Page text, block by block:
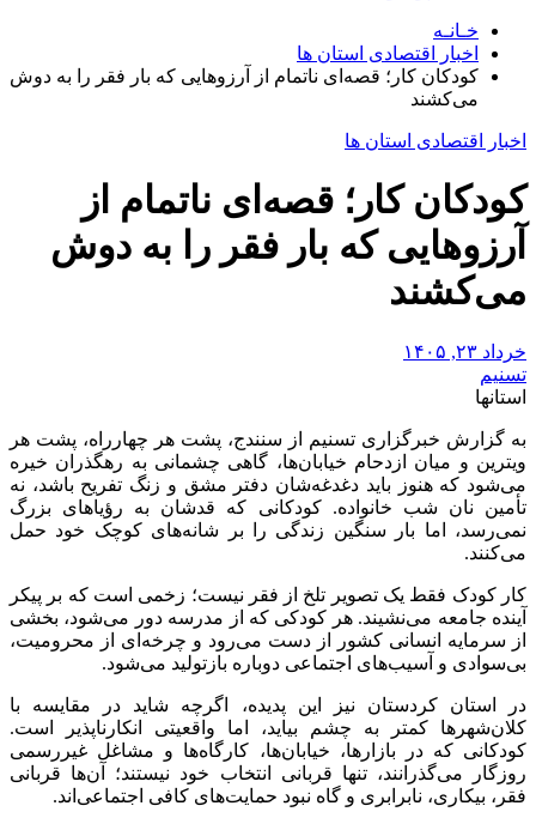
خـانـه
اخبار اقتصادی استان ها
کودکان کار؛ قصه‌ای ناتمام از آرزوهایی که بار فقر را به دوش
می‌کشند
اخبار اقتصادی استان ها
کودکان کار؛ قصه‌ای ناتمام از
آرزوهایی که بار فقر را به دوش
می‌کشند
خرداد ۲۳, ۱۴۰۵
تسنیم
استانها
به گزارش خبرگزاری تسنیم از سنندج، پشت هر چهارراه، پشت هر
ویترین و میان ازدحام خیابان‌ها، گاهی چشمانی به رهگذران خیره
می‌شود که هنوز باید دغدغه‌شان دفتر مشق و زنگ تفریح باشد، نه
تأمین نان شب خانواده. کودکانی که قدشان به رؤیاهای بزرگ
نمی‌رسد، اما بار سنگین زندگی را بر شانه‌های کوچک خود حمل
می‌کنند.
کار کودک فقط یک تصویر تلخ از فقر نیست؛ زخمی است که بر پیکر
آینده جامعه می‌نشیند. هر کودکی که از مدرسه دور می‌شود، بخشی
از سرمایه انسانی کشور از دست می‌رود و چرخه‌ای از محرومیت،
بی‌سوادی و آسیب‌های اجتماعی دوباره بازتولید می‌شود.
در استان کردستان نیز این پدیده، اگرچه شاید در مقایسه با
کلان‌شهرها کمتر به چشم بیاید، اما واقعیتی انکارناپذیر است.
کودکانی که در بازارها، خیابان‌ها، کارگاه‌ها و مشاغل غیررسمی
روزگار می‌گذرانند، تنها قربانی انتخاب خود نیستند؛ آن‌ها قربانی
فقر، بیکاری، نابرابری و گاه نبود حمایت‌های کافی اجتماعی‌اند.